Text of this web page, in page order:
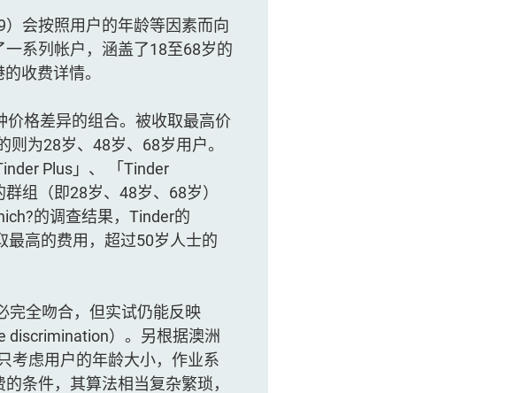
会按照用户的年龄等因素而向
系列帐户，涵盖了18至68岁的
收费详情。
格差异的组合。被收取最高价
为28岁、48岁、68岁用户。
Plus」、 「Tinder
组（即28岁、48岁、68岁）
的调查结果，Tinder的
最高的费用，超过50岁人士的
完全吻合，但实试仍能反映
discrimination）。另根据澳洲
考虑用户的年龄大小，作业系
条件，其算法相当复杂繁琐，